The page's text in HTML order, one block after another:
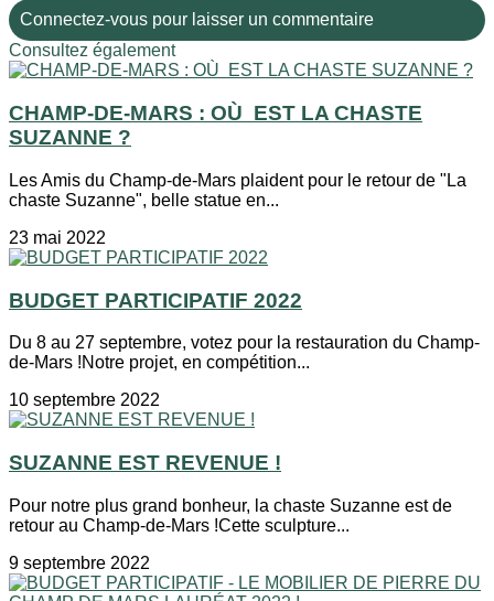
Connectez-vous pour laisser un commentaire
Consultez également
CHAMP-DE-MARS : OÙ EST LA CHASTE
SUZANNE ?
Les Amis du Champ-de-Mars plaident pour le retour de "La
chaste Suzanne", belle statue en...
23 mai 2022
BUDGET PARTICIPATIF 2022
Du 8 au 27 septembre, votez pour la restauration du Champ-
de-Mars !Notre projet, en compétition...
10 septembre 2022
SUZANNE EST REVENUE !
Pour notre plus grand bonheur, la chaste Suzanne est de
retour au Champ-de-Mars !Cette sculpture...
9 septembre 2022